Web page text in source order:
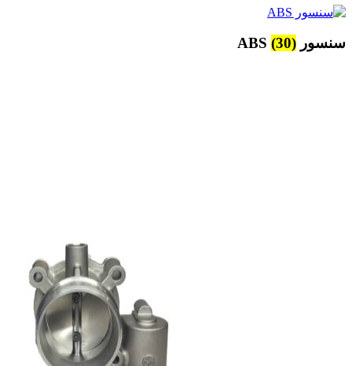
سنسور ABS (30)